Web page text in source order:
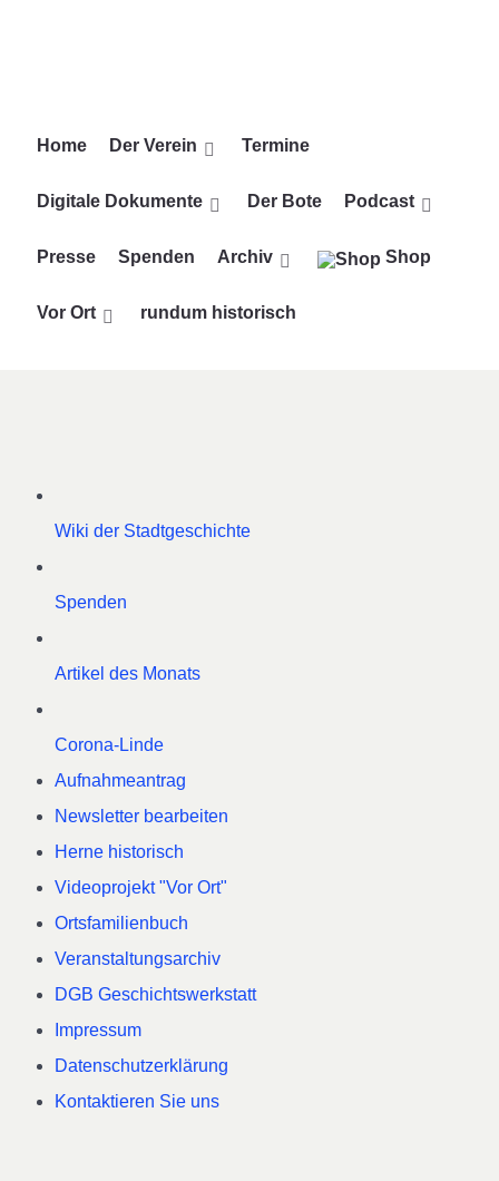
Home Der Verein Termine
Digitale Dokumente Der Bote Podcast
Presse Spenden Archiv Shop
Vor Ort rundum historisch
Wiki der Stadtgeschichte
Spenden
Artikel des Monats
Corona-Linde
Aufnahmeantrag
Newsletter bearbeiten
Herne historisch
Videoprojekt "Vor Ort"
Ortsfamilienbuch
Veranstaltungsarchiv
DGB Geschichtswerkstatt
Impressum
Datenschutzerklärung
Kontaktieren Sie uns